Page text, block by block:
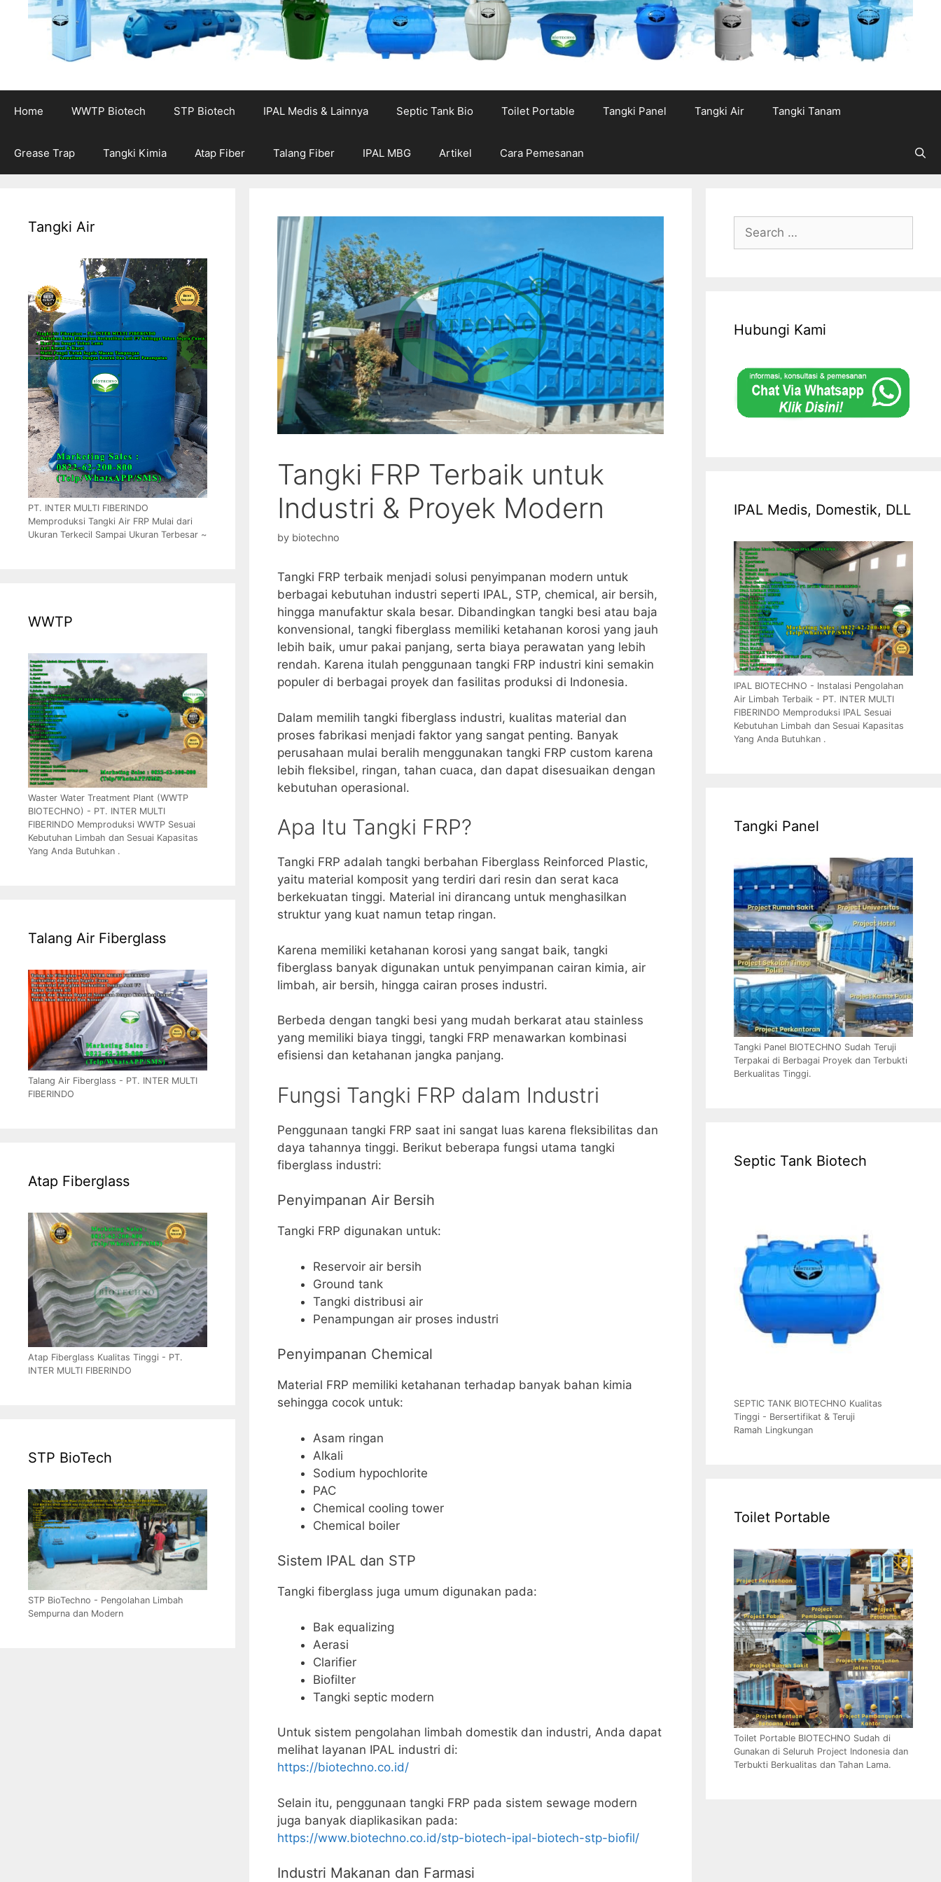
Home WWTP Biotech STP Biotech IPAL Medis & Lainnya Septic Tank Bio Toilet Portable Tangki Panel Tangki Air Tangki Tanam
Grease Trap Tangki Kimia Atap Fiber Talang Fiber IPAL MBG Artikel Cara Pemesanan
Tangki FRP Terbaik untuk
Industri & Proyek Modern
by biotechno
Tangki FRP terbaik menjadi solusi penyimpanan modern untuk
berbagai kebutuhan industri seperti IPAL, STP, chemical, air bersih,
hingga manufaktur skala besar. Dibandingkan tangki besi atau baja
konvensional, tangki fiberglass memiliki ketahanan korosi yang jauh
lebih baik, umur pakai panjang, serta biaya perawatan yang lebih
rendah. Karena itulah penggunaan tangki FRP industri kini semakin
populer di berbagai proyek dan fasilitas produksi di Indonesia.
Dalam memilih tangki fiberglass industri, kualitas material dan
proses fabrikasi menjadi faktor yang sangat penting. Banyak
perusahaan mulai beralih menggunakan tangki FRP custom karena
lebih fleksibel, ringan, tahan cuaca, dan dapat disesuaikan dengan
kebutuhan operasional.
Apa Itu Tangki FRP?
Tangki FRP adalah tangki berbahan Fiberglass Reinforced Plastic,
yaitu material komposit yang terdiri dari resin dan serat kaca
berkekuatan tinggi. Material ini dirancang untuk menghasilkan
struktur yang kuat namun tetap ringan.
Karena memiliki ketahanan korosi yang sangat baik, tangki
fiberglass banyak digunakan untuk penyimpanan cairan kimia, air
limbah, air bersih, hingga cairan proses industri.
Berbeda dengan tangki besi yang mudah berkarat atau stainless
yang memiliki biaya tinggi, tangki FRP menawarkan kombinasi
efisiensi dan ketahanan jangka panjang.
Fungsi Tangki FRP dalam Industri
Penggunaan tangki FRP saat ini sangat luas karena fleksibilitas dan
daya tahannya tinggi. Berikut beberapa fungsi utama tangki
fiberglass industri:
Penyimpanan Air Bersih
Tangki FRP digunakan untuk:
Reservoir air bersih
Ground tank
Tangki distribusi air
Penampungan air proses industri
Penyimpanan Chemical
Material FRP memiliki ketahanan terhadap banyak bahan kimia
sehingga cocok untuk:
Asam ringan
Alkali
Sodium hypochlorite
PAC
Chemical cooling tower
Chemical boiler
Sistem IPAL dan STP
Tangki fiberglass juga umum digunakan pada:
Bak equalizing
Aerasi
Clarifier
Biofilter
Tangki septic modern
Untuk sistem pengolahan limbah domestik dan industri, Anda dapat
melihat layanan IPAL industri di:
https://biotechno.co.id/
Selain itu, penggunaan tangki FRP pada sistem sewage modern
juga banyak diaplikasikan pada:
https://www.biotechno.co.id/stp-biotech-ipal-biotech-stp-biofil/
Industri Makanan dan Farmasi
Tangki Air
PT. INTER MULTI FIBERINDO
Memproduksi Tangki Air FRP Mulai dari
Ukuran Terkecil Sampai Ukuran Terbesar ~
WWTP
Waster Water Treatment Plant (WWTP
BIOTECHNO) - PT. INTER MULTI
FIBERINDO Memproduksi WWTP Sesuai
Kebutuhan Limbah dan Sesuai Kapasitas
Yang Anda Butuhkan .
Talang Air Fiberglass
Talang Air Fiberglass - PT. INTER MULTI
FIBERINDO
Atap Fiberglass
Atap Fiberglass Kualitas Tinggi - PT.
INTER MULTI FIBERINDO
STP BioTech
STP BioTechno - Pengolahan Limbah
Sempurna dan Modern
Search
for:
Hubungi Kami
IPAL Medis, Domestik, DLL
IPAL BIOTECHNO - Instalasi Pengolahan
Air Limbah Terbaik - PT. INTER MULTI
FIBERINDO Memproduksi IPAL Sesuai
Kebutuhan Limbah dan Sesuai Kapasitas
Yang Anda Butuhkan .
Tangki Panel
Tangki Panel BIOTECHNO Sudah Teruji
Terpakai di Berbagai Proyek dan Terbukti
Berkualitas Tinggi.
Septic Tank Biotech
SEPTIC TANK BIOTECHNO Kualitas
Tinggi - Bersertifikat & Teruji
Ramah Lingkungan
Toilet Portable
Toilet Portable BIOTECHNO Sudah di
Gunakan di Seluruh Project Indonesia dan
Terbukti Berkualitas dan Tahan Lama.